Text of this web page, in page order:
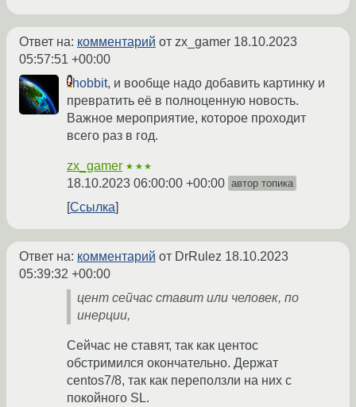
Ответ на: комментарий от zx_gamer 18.10.2023
05:57:51 +00:00
hobbit, и вообще надо добавить картинку и
превратить её в полноценную новость.
Важное мероприятие, которое проходит
всего раз в год.
zx_gamer ★★★
18.10.2023 06:00:00 +00:00 автор топика
Ссылка
Ответ на: комментарий от DrRulez 18.10.2023
05:39:32 +00:00
цент сейчас ставит или человек, по
инерции,
Сейчас не ставят, так как центос
обстримился окончательно. Держат
centos7/8, так как переползли на них с
покойного SL.